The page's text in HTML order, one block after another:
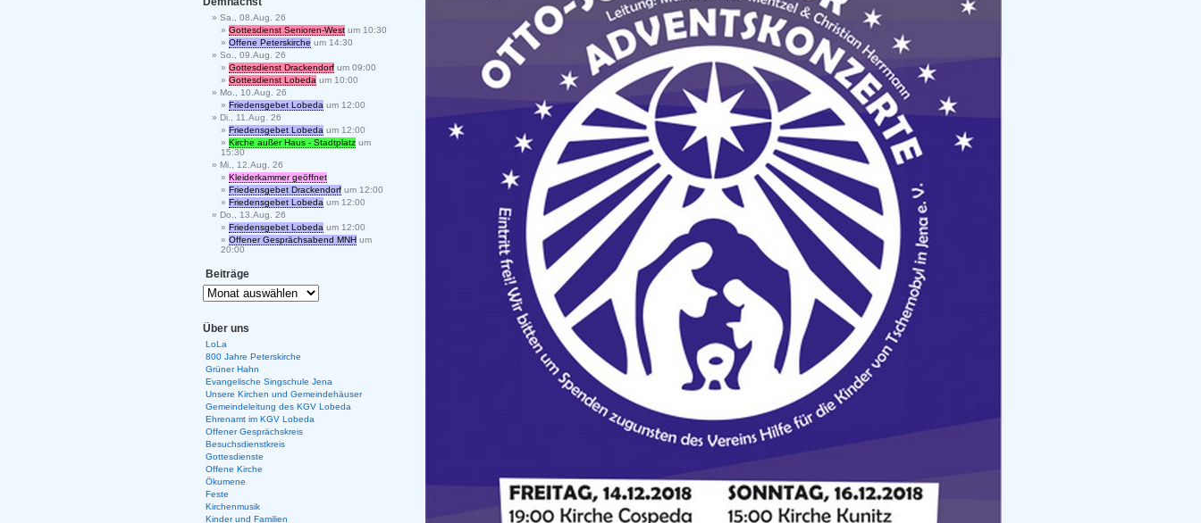
Sa., 08.Aug. 26
Gottesdienst Senioren-West um 10:30
Offene Peterskirche um 14:30
So., 09.Aug. 26
Gottesdienst Drackendorf um 09:00
Gottesdienst Lobeda um 10:00
Mo., 10.Aug. 26
Friedensgebet Lobeda um 12:00
Di., 11.Aug. 26
Friedensgebet Lobeda um 12:00
Kirche außer Haus - Stadtplatz um
15:30
Mi., 12.Aug. 26
Kleiderkammer geöffnet
Friedensgebet Drackendorf um 12:00
Friedensgebet Lobeda um 12:00
Do., 13.Aug. 26
Friedensgebet Lobeda um 12:00
Offener Gesprächsabend MNH um
20:00
Beiträge
Über uns
LoLa
800 Jahre Peterskirche
Grüner Hahn
Evangelische Singschule Jena
Unsere Kirchen und Gemeindehäuser
Gemeindeleitung des KGV Lobeda
Ehrenamt im KGV Lobeda
Offener Gesprächskreis
Besuchsdienstkreis
Gottesdienste
Offene Kirche
Ökumene
Feste
Kirchenmusik
Kinder und Familien